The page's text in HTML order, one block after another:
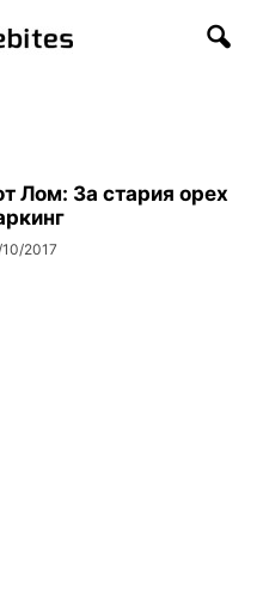
Лом: За стария орех
2017